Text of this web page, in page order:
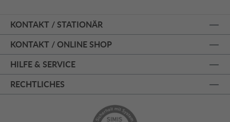
KONTAKT / STATIONÄR
KONTAKT / ONLINE SHOP
HILFE & SERVICE
RECHTLICHES